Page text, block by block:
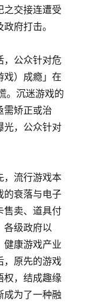
之交接连遭受
府打击。
，公众针对危
戏）成瘾」在
。沉迷游戏的
需矫正或治
光，公众针对
，流行游戏本
的衰落与电子
售卖、道具付
各级政府以
健康游戏产业
，原先的游戏
权，结成趣缘
成为了一种融